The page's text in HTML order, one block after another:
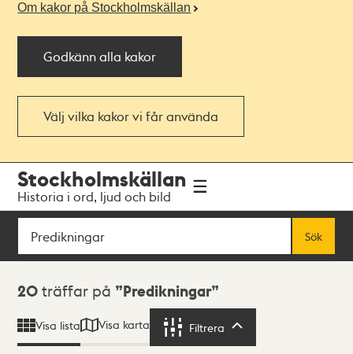
Om kakor på Stockholmskällan
Godkänn alla kakor
Välj vilka kakor vi får använda
navigationen
huvudinnehållet
Stockholmskällan
Historia i ord, ljud och bild
Sök
Sök
Sökresultat
20 träffar på Predikningar
Visa lista Visa karta Filtrera